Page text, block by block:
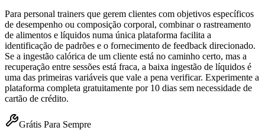
Para personal trainers que gerem clientes com objetivos específicos
de desempenho ou composição corporal, combinar o rastreamento
de alimentos e líquidos numa única plataforma facilita a
identificação de padrões e o fornecimento de feedback direcionado.
Se a ingestão calórica de um cliente está no caminho certo, mas a
recuperação entre sessões está fraca, a baixa ingestão de líquidos é
uma das primeiras variáveis que vale a pena verificar. Experimente a
plataforma completa gratuitamente por 10 dias sem necessidade de
cartão de crédito.
Grátis Para Sempre